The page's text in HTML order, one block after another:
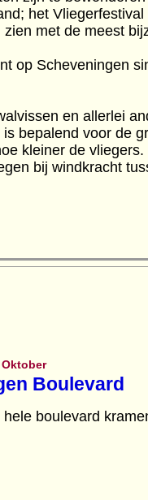
het
met de meest
op Scheveningen
en allerlei
bepalend voor de
kleiner de
bij windkracht
Boulevard
boulevard